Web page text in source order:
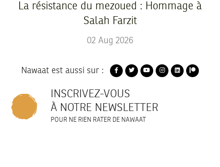
La résistance du mezoued : Hommage à
Salah Farzit
02 Aug 2026
Nawaat est aussi sur :
INSCRIVEZ-VOUS
À NOTRE NEWSLETTER
POUR NE RIEN RATER DE NAWAAT